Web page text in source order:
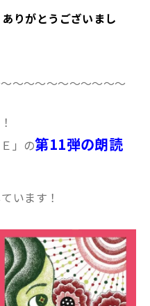
りがとうございまし
～～～～～～～～～～
」の第11弾の朗読
います！